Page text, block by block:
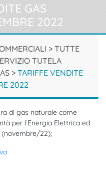
GAS
2022
> TUTTE
TUTELA
> TARIFFE VENDITE
2022
di gas naturale come
per l`Energia Elettrica ed
(novembre/22);